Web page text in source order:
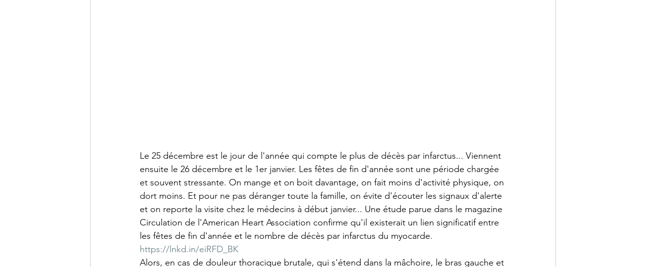
Le 25 décembre est le jour de l'année qui compte le plus de décès par infarctus... Viennent
ensuite le 26 décembre et le 1er janvier. Les fêtes de fin d'année sont une période chargée
et souvent stressante. On mange et on boit davantage, on fait moins d'activité physique, on
dort moins. Et pour ne pas déranger toute la famille, on évite d'écouter les signaux d'alerte
et on reporte la visite chez le médecins à début janvier... Une étude parue dans le magazine
Circulation de l'American Heart Association confirme qu'il existerait un lien significatif entre
les fêtes de fin d'année et le nombre de décès par infarctus du myocarde.
https://lnkd.in/eiRFD_BK
Alors, en cas de douleur thoracique brutale, qui s'étend dans la mâchoire, le bras gauche et